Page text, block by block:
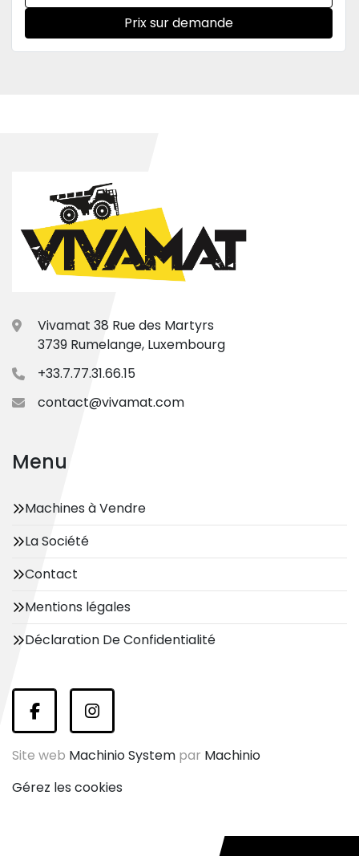
Prix sur demande
Vivamat 38 Rue des Martyrs
3739 Rumelange, Luxembourg
+33.7.77.31.66.15
contact@vivamat.com
Menu
Machines à Vendre
La Société
Contact
Mentions légales
Déclaration De Confidentialité
facebookinstagram
Site web Machinio System par Machinio
Gérez les cookies